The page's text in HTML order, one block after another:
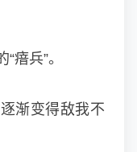
瘖兵”。
渐变得敌我不